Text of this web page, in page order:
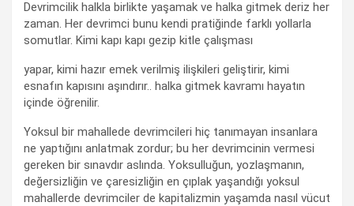
Devrimcilik halkla birlikte yaşamak ve halka gitmek deriz her
zaman. Her devrimci bunu kendi pratiğinde farklı yollarla
somutlar. Kimi kapı kapı gezip kitle çalışması
yapar, kimi hazır emek verilmiş ilişkileri geliştirir, kimi
esnafın kapısını aşındırır.. halka gitmek kavramı hayatın
içinde öğrenilir.
Yoksul bir mahallede devrimcileri hiç tanımayan insanlara
ne yaptığını anlatmak zordur; bu her devrimcinin vermesi
gereken bir sınavdır aslında. Yoksulluğun, yozlaşmanın,
değersizliğin ve çaresizliğin en çıplak yaşandığı yoksul
mahallerde devrimciler de kapitalizmin yaşamda nasıl vücut